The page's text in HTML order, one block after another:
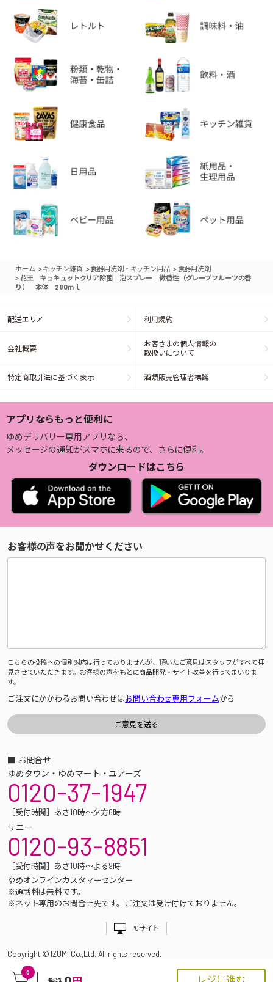
0
レジに進む
ホーム >キッチン雑貨 >食器用洗剤・キッチン用品 > 食器用洗剤
>花王 キュキュットクリア除菌 泡スプレー 微香性（グレープフルーツの香
り） 本体 280ｍｌ
配送エリア 利用規約
会社概要
お客さまの個人情報の
取扱いについて
特定商取引法に基づく表示 酒類販売管理者標識
アプリならもっと便利に
ゆめデリバリー専用アプリなら、
メッセージの通知がスマホに来るので、さらに便利。
ダウンロードはこちら
お客様の声をお聞かせください
こちらの投稿への個別対応は行っておりませんが、頂いたご意見はスタッフがすべて拝
見させていただきます。お客様の声をもとに商品開発・サイト改善を行ってまいりま
す。
ご注文にかかわるお問い合わせはお問い合わせ専用フォームから
■ お問合せ
ゆめタウン・ゆめマート・ユアーズ
0120-37-1947
［受付時間］あさ10時～夕方6時
サニー
0120-93-8851
［受付時間］あさ10時～よる9時
ゆめオンラインカスタマーセンター
※通話料は無料です。
※ネット専用のお問合せ先です。ご注文は受け付けておりません。
PCサイト
Copyright © IZUMI Co.,Ltd. All rights reserved.